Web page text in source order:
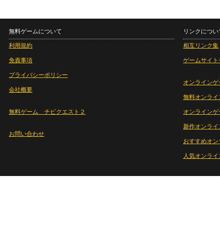
無料ゲームについて
利用規約
免責事項
プライバシーポリシー
会社概要
無料ゲーム チビクエスト２
お問い合わせ
リンクについ
相互リンク集
ゲームサイト
オンラインゲ
無料オンライ
オンライン
新作オンライ
おすすめオ
人気オンラ